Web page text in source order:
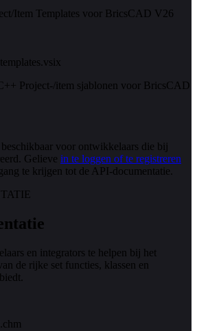
Item Templates voor BricsCAD V26
Project-/item sjablonen voor BricsCAD
voor ontwikkelaars die bij
Gelieve in te loggen of te registreren
te krijgen tot de API-documentatie.
en integrators te helpen bij het
de rijke set functies, klassen en